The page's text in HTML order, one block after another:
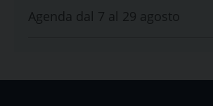
Agenda dal 7 al 29 agosto